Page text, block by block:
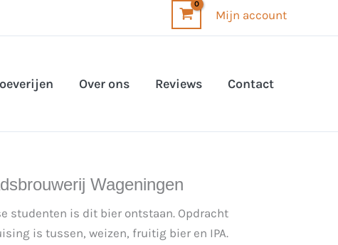
Mijn account
Over ons Reviews Contact
Wageningen
studenten is dit bier ontstaan. Opdracht
is tussen, weizen, fruitig bier en IPA.